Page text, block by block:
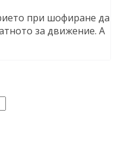
при шофиране да
за движение. А